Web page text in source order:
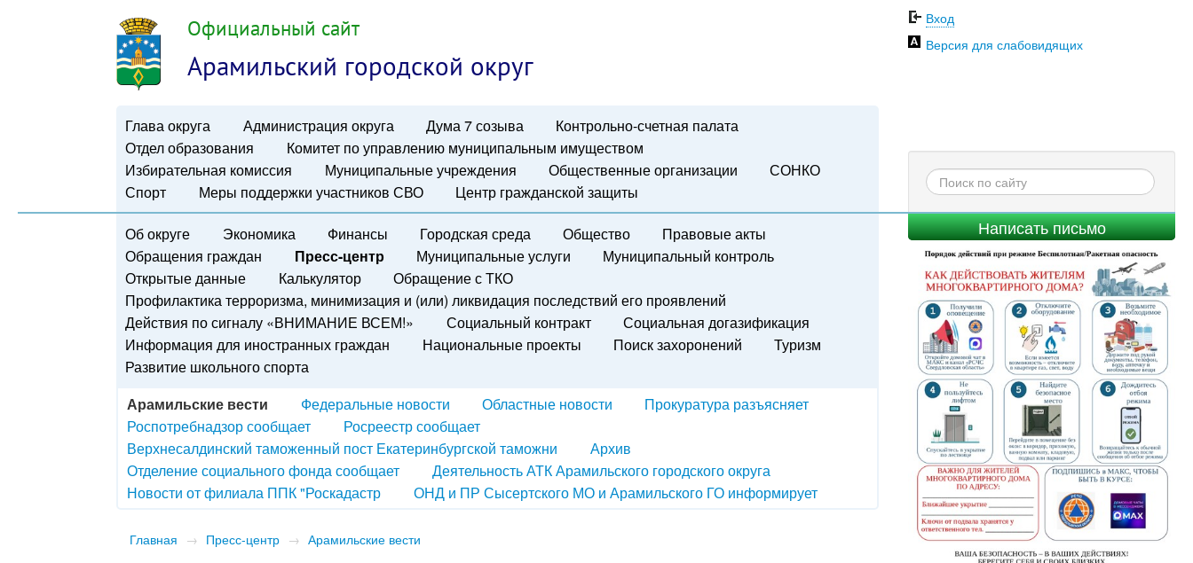
Официальный сайт
Арамильский городской округ
Глава округа Администрация округа Дума 7 созыва
Контрольно-счетная палата
Отдел образования
Комитет по управлению муниципальным имуществом
Избирательная комиссия
Муниципальные учреждения Общественные организации
СОНКО
Спорт
Меры поддержки участников СВО Центр гражданской защиты
Вход
Версия для слабовидящих
Написать письмо
Об округе Экономика Финансы Городская среда Общество
Правовые акты
Обращения граждан
Пресс-центр Муниципальные услуги
Муниципальный контроль
Открытые данные
Калькулятор
Обращение с ТКО
Профилактика терроризма, минимизация и (или) ликвидация последствий его проявлений
Действия по сигналу «ВНИМАНИЕ ВСЕМ!»
Социальный контракт
Социальная догазификация
Информация для иностранных граждан
Национальные проекты Поиск захоронений
Туризм
Развитие школьного спорта
Арамильские вести
Федеральные новости Областные новости
Прокуратура разъясняет
Роспотребнадзор сообщает
Росреестр сообщает
Верхнесалдинский таможенный пост Екатеринбургской таможни
Архив
Отделение социального фонда сообщает
Деятельность АТК Арамильского городского округа
Новости от филиала ППК "Роскадастр
ОНД и ПР Сысертского МО и Арамильского ГО информирует
Главная → Пресс-центр → Арамильские вести